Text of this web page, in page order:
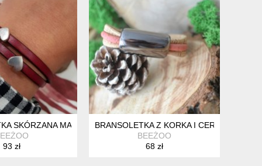
Z CHWOSTEM
SKÓRZANA MAGNETOOS DOUBLE HEART BORDO
93 zł
BRANSOLETKA Z KORKA I CERAMIKI
BEEŻOO
68 zł